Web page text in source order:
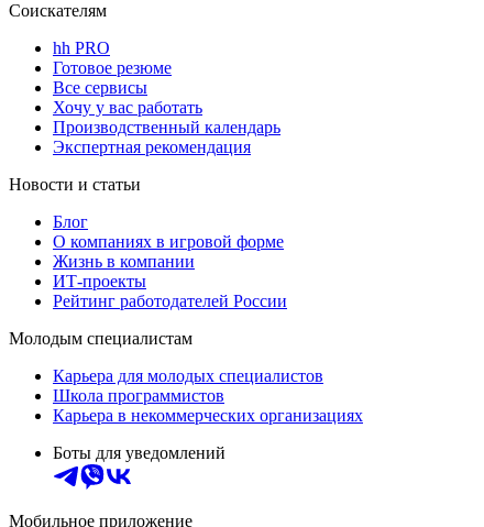
Соискателям
hh PRO
Готовое резюме
Все сервисы
Хочу у вас работать
Производственный календарь
Экспертная рекомендация
Новости и статьи
Блог
О компаниях в игровой форме
Жизнь в компании
ИТ-проекты
Рейтинг работодателей России
Молодым специалистам
Карьера для молодых специалистов
Школа программистов
Карьера в некоммерческих организациях
Боты для уведомлений
Мобильное приложение